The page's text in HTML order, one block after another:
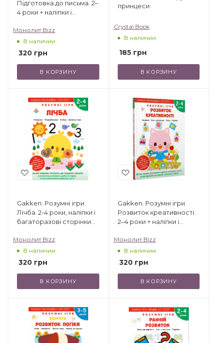
Підготовка до письма. 2–
4 роки + наліпки і
для малювання
Монолит Bizz
В наличии
320 грн
В КОРЗИНУ
принцеси
Crystal Book
В наличии
185грн
В КОРЗИНУ
Gakken. Розумні ігри.
Лічба. 2-4 роки, наліпки і
багаторазові сторінки
Монолит Bizz
В наличии
320 грн
В КОРЗИНУ
Gakken. Розумні ігри.
Розвиток креативності.
2–4 роки + наліпки і
для малювання
Монолит Bizz
В наличии
320грн
В КОРЗИНУ